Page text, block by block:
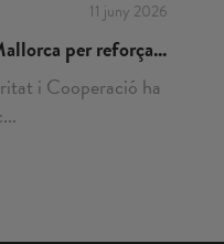
11 juny 2026
per reforça...
i Cooperació ha